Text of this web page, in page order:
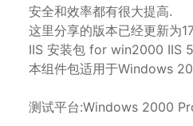
安全和效率都有很大提高.
这里分享的版本已经更新为
IIS 安装包 for win2000 IIS
本组件包适用于Windows
测试平台:Windows 2000